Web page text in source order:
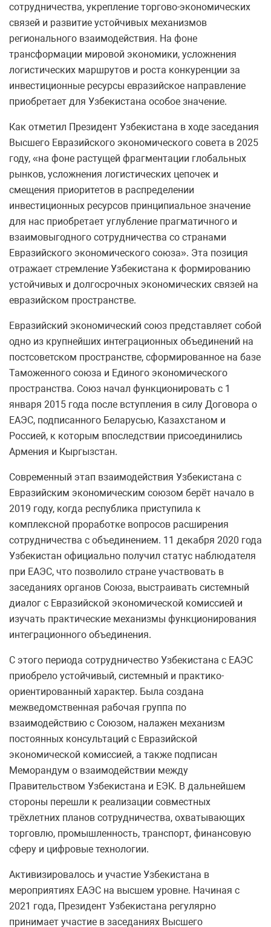
сотрудничества, укрепление торгово-экономических
связей и развитие устойчивых механизмов
регионального взаимодействия. На фоне
трансформации мировой экономики, усложнения
логистических маршрутов и роста конкуренции за
инвестиционные ресурсы евразийское направление
приобретает для Узбекистана особое значение.
Как отметил Президент Узбекистана в ходе заседания
Высшего Евразийского экономического совета в 2025
году, «на фоне растущей фрагментации глобальных
рынков, усложнения логистических цепочек и
смещения приоритетов в распределении
инвестиционных ресурсов принципиальное значение
для нас приобретает углубление прагматичного и
взаимовыгодного сотрудничества со странами
Евразийского экономического союза». Эта позиция
отражает стремление Узбекистана к формированию
устойчивых и долгосрочных экономических связей на
евразийском пространстве.
Евразийский экономический союз представляет собой
одно из крупнейших интеграционных объединений на
постсоветском пространстве, сформированное на базе
Таможенного союза и Единого экономического
пространства. Союз начал функционировать с 1
января 2015 года после вступления в силу Договора о
ЕАЭС, подписанного Беларусью, Казахстаном и
Россией, к которым впоследствии присоединились
Армения и Кыргызстан.
Современный этап взаимодействия Узбекистана с
Евразийским экономическим союзом берёт начало в
2019 году, когда республика приступила к
комплексной проработке вопросов расширения
сотрудничества с объединением. 11 декабря 2020 года
Узбекистан официально получил статус наблюдателя
при ЕАЭС, что позволило стране участвовать в
заседаниях органов Союза, выстраивать системный
диалог с Евразийской экономической комиссией и
изучать практические механизмы функционирования
интеграционного объединения.
С этого периода сотрудничество Узбекистана с ЕАЭС
приобрело устойчивый, системный и практико-
ориентированный характер. Была создана
межведомственная рабочая группа по
взаимодействию с Союзом, налажен механизм
постоянных консультаций с Евразийской
экономической комиссией, а также подписан
Меморандум о взаимодействии между
Правительством Узбекистана и ЕЭК. В дальнейшем
стороны перешли к реализации совместных
трёхлетних планов сотрудничества, охватывающих
торговлю, промышленность, транспорт, финансовую
сферу и цифровые технологии.
Активизировалось и участие Узбекистана в
мероприятиях ЕАЭС на высшем уровне. Начиная с
2021 года, Президент Узбекистана регулярно
принимает участие в заседаниях Высшего